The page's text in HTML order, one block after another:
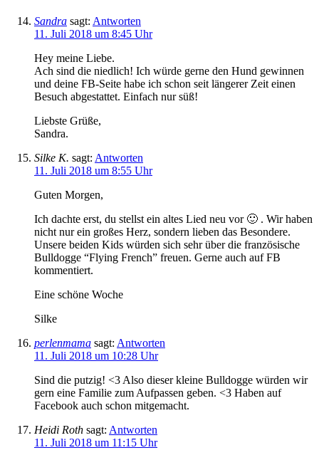
Sandra sagt: Antworten
11. Juli 2018 um 8:45 Uhr
Hey meine Liebe.
Ach sind die niedlich! Ich würde gerne den Hund gewinnen
und deine FB-Seite habe ich schon seit längerer Zeit einen
Besuch abgestattet. Einfach nur süß!
Liebste Grüße,
Sandra.
Silke K. sagt: Antworten
11. Juli 2018 um 8:55 Uhr
Guten Morgen,
Ich dachte erst, du stellst ein altes Lied neu vor 🙂 . Wir haben
nicht nur ein großes Herz, sondern lieben das Besondere.
Unsere beiden Kids würden sich sehr über die französische
Bulldogge “Flying French” freuen. Gerne auch auf FB
kommentiert.
Eine schöne Woche
Silke
perlenmama sagt: Antworten
11. Juli 2018 um 10:28 Uhr
Sind die putzig! <3 Also dieser kleine Bulldogge würden wir
gern eine Familie zum Aufpassen geben. <3 Haben auf
Facebook auch schon mitgemacht.
Heidi Roth sagt: Antworten
11. Juli 2018 um 11:15 Uhr